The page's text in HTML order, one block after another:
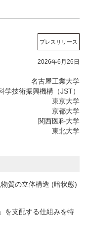
プレスリリース
2026年6月26日
名古屋工業大学
学技術振興機構（JST）
東京大学
京都大学
関西医科大学
東北大学
質の立体構造 (暗状態)
を支配する仕組みを特